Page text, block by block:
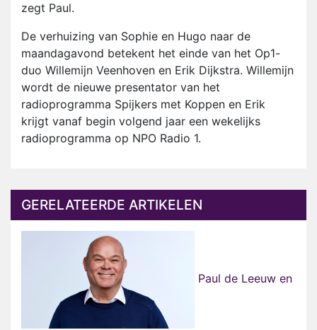
zegt Paul.
De verhuizing van Sophie en Hugo naar de
maandagavond betekent het einde van het Op1-
duo Willemijn Veenhoven en Erik Dijkstra. Willemijn
wordt de nieuwe presentator van het
radioprogramma Spijkers met Koppen en Erik
krijgt vanaf begin volgend jaar een wekelijks
radioprogramma op NPO Radio 1.
GERELATEERDE ARTIKELEN
Paul de Leeuw en